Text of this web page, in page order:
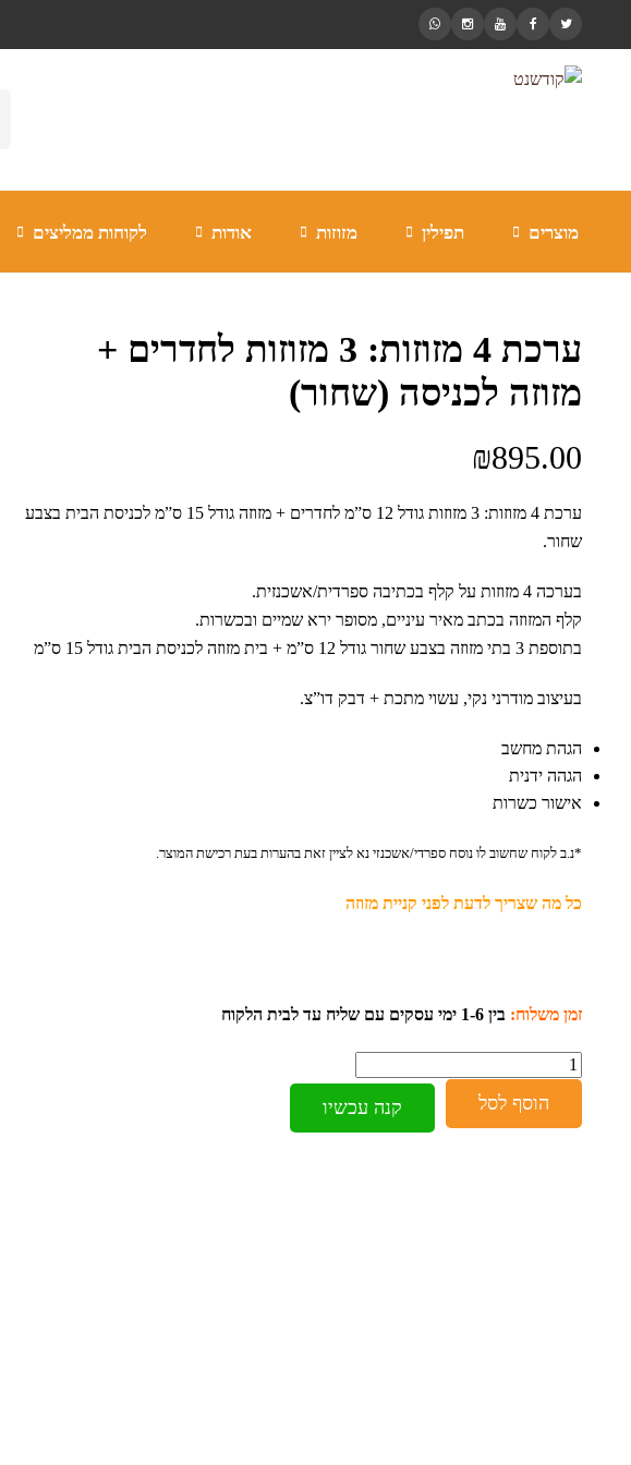
מוצרים תפילין מזוזות אודות לקוחות ממליצים
ערכת 4 מזוזות: 3 מזוזות לחדרים +
מזוזה לכניסה (שחור)
₪895.00
ערכת 4 מזוזות: 3 מזוזות גודל 12 ס”מ לחדרים + מזוזה גודל 15 ס”מ לכניסת הבית בצבע
שחור.
בערכה 4 מזוזות על קלף בכתיבה ספרדית/אשכנזית.
קלף המזוזה בכתב מאיר עיניים, מסופר ירא שמיים ובכשרות.
בתוספת 3 בתי מזוזה בצבע שחור גודל 12 ס”מ + בית מזוזה לכניסת הבית גודל 15 ס”מ
בעיצוב מודרני נקי, עשוי מתכת + דבק דו”צ.
הגהת מחשב
הגהה ידנית
אישור כשרות
*נ.ב לקוח שחשוב לו נוסח ספרדי/אשכנזי נא לציין זאת בהערות בעת רכישת המוצר.
כל מה שצריך לדעת לפני קניית מזוזה
זמן משלוח: בין 1-6 ימי עסקים עם שליח עד לבית הלקוח
כמות
הוסף לסל
קנה עכשיו